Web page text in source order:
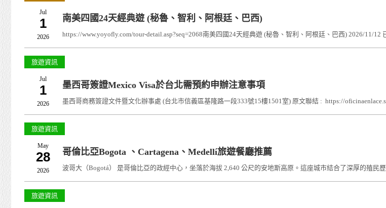
Jul
1
2026
南美四國24天經典遊 (秘魯、智利、阿根廷、巴西)
https://www.yoyofly.com/tour-detail.asp?seq=2068南美四國24天經典遊 (秘魯、智利、阿根廷、巴西) 2026/11/12
旅遊資訊
Jul
1
2026
墨西哥簽證Mexico Visa於台北需預約申辦注意事項
墨西哥商務簽證文件暨文化辦事處 (台北市信義區基隆路一段333號15樓1501室) 原文聯結 : https://
旅遊資訊
May
28
2026
哥倫比亞Bogota 、Cartagena、Medellí旅遊餐廳推薦
波哥大（Bogotá） 是哥倫比亞的政經中心，坐落於海拔 2,640 公尺的安地斯高原。這座城市結合了深厚的殖民
旅遊資訊